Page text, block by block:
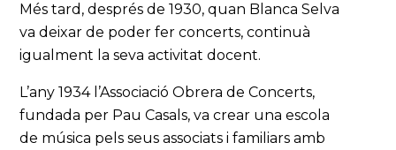
Més tard, després de 1930, quan Blanca Selva
va deixar de poder fer concerts, continuà
igualment la seva activitat docent.
L’any 1934 l’Associació Obrera de Concerts,
fundada per Pau Casals, va crear una escola
de música pels seus associats i familiars amb